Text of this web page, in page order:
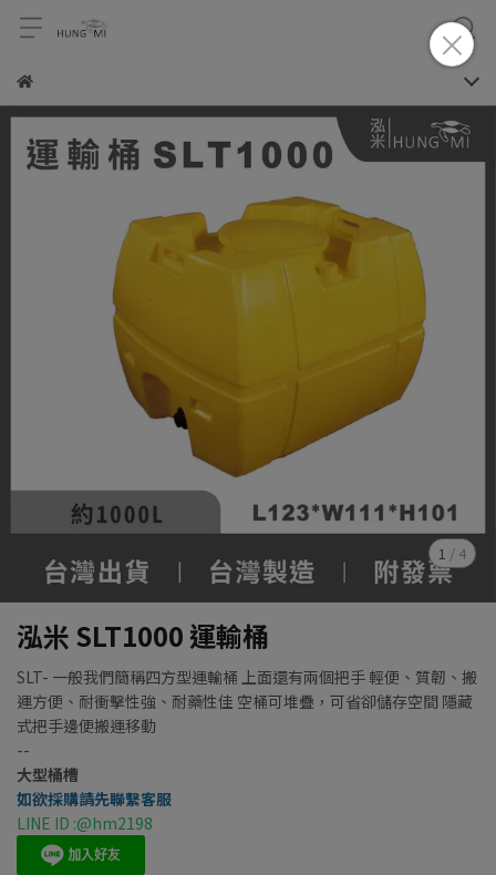
1 / 4
泓米 SLT1000 運輸桶
SLT- 一般我們簡稱四方型運輸桶 上面還有兩個把手 輕便、質韌、搬
運方便、耐衝擊性強、耐藥性佳 空桶可堆疊，可省卻儲存空間 隱藏
式把手邊便搬運移動
--
大型桶槽
如欲採購請先聯繫客服
LINE ID :@hm2198